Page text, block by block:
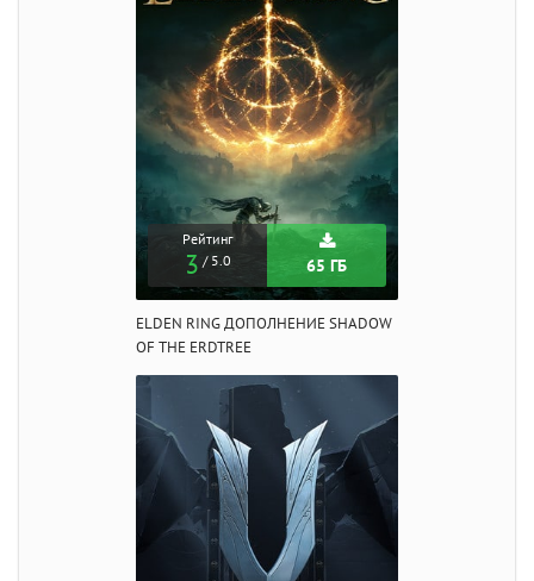
Рейтинг
3 / 5.0 65 ГБ
ELDEN RING ДОПОЛНЕНИЕ SHADOW
OF THE ERDTREE